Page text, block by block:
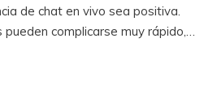
de chat en vivo sea positiva.
pueden complicarse muy rápido,…